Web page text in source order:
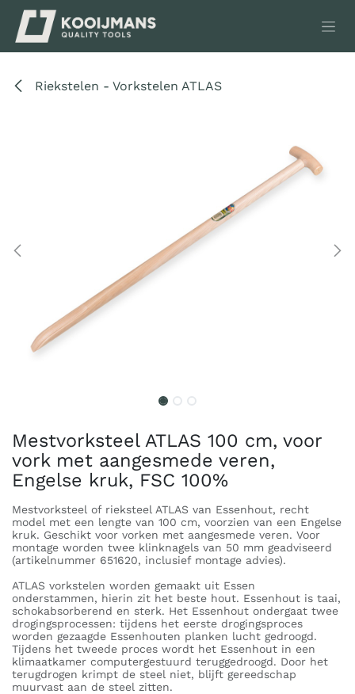
Overslaan naar inhoud
Riekstelen - Vorkstelen ATLAS
Mestvorksteel ATLAS 100 cm, voor
vork met aangesmede veren,
Engelse kruk, FSC 100%
Mestvorksteel of rieksteel ATLAS van Essenhout, recht
model met een lengte van 100 cm, voorzien van een Engelse
kruk. Geschikt voor vorken met aangesmede veren. Voor
montage worden twee klinknagels van 50 mm geadviseerd
(artikelnummer 651620, inclusief montage advies).
ATLAS vorkstelen worden gemaakt uit Essen
onderstammen, hierin zit het beste hout. Essenhout is taai,
schokabsorberend en sterk. Het Essenhout ondergaat twee
drogingsprocessen: tijdens het eerste drogingsproces
worden gezaagde Essenhouten planken lucht gedroogd.
Tijdens het tweede proces wordt het Essenhout in een
klimaatkamer computergestuurd teruggedroogd. Door het
terugdrogen krimpt de steel niet, blijft gereedschap
muurvast aan de steel zitten.